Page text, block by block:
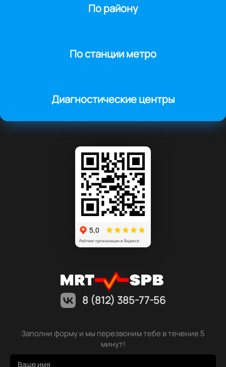
По району
По станции метро
Диагностические центры
8 (812) 385-77-56
Заполни форму и мы перезвоним тебе в течение 5
минут!